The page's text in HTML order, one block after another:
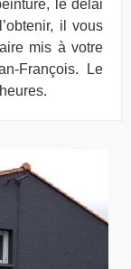
le délai
il vous
mis à votre
François. Le